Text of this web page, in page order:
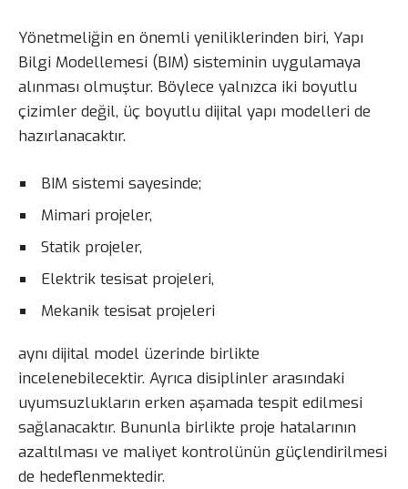
Yönetmeliğin en önemli yeniliklerinden biri, Yapı
Bilgi Modellemesi (BIM) sisteminin uygulamaya
alınması olmuştur. Böylece yalnızca iki boyutlu
çizimler değil, üç boyutlu dijital yapı modelleri de
hazırlanacaktır.
BIM sistemi sayesinde;
Mimari projeler,
Statik projeler,
Elektrik tesisat projeleri,
Mekanik tesisat projeleri
aynı dijital model üzerinde birlikte
incelenebilecektir. Ayrıca disiplinler arasındaki
uyumsuzlukların erken aşamada tespit edilmesi
sağlanacaktır. Bununla birlikte proje hatalarının
azaltılması ve maliyet kontrolünün güçlendirilmesi
de hedeflenmektedir.